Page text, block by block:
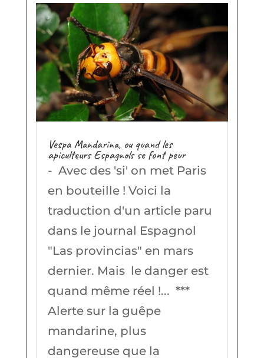
Vespa Mandarina, ou quand les
apiculteurs Espagnols se font peur
- Avec des 'si' on met Paris
en bouteille ! Voici la
traduction d'un article paru
dans le journal Espagnol
"Las provincias" en mars
dernier. Mais le danger est
quand même réel !... ***
Alerte sur la guêpe
mandarine, plus
dangereuse que la